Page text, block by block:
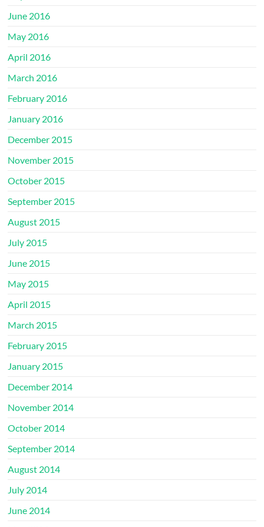
June 2016
May 2016
April 2016
March 2016
February 2016
January 2016
December 2015
November 2015
October 2015
September 2015
August 2015
July 2015
June 2015
May 2015
April 2015
March 2015
February 2015
January 2015
December 2014
November 2014
October 2014
September 2014
August 2014
July 2014
June 2014